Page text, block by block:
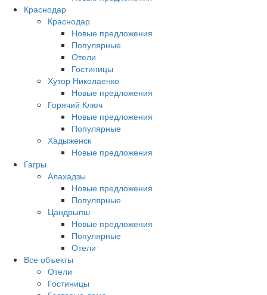
Краснодар
Краснодар
Новые предложения
Популярные
Отели
Гостиницы
Хутор Николаенко
Новые предложения
Горячий Ключ
Новые предложения
Популярные
Хадыженск
Новые предложения
Гагры
Алахадзы
Новые предложения
Популярные
Цандрыпш
Новые предложения
Популярные
Отели
Все объекты
Отели
Гостиницы